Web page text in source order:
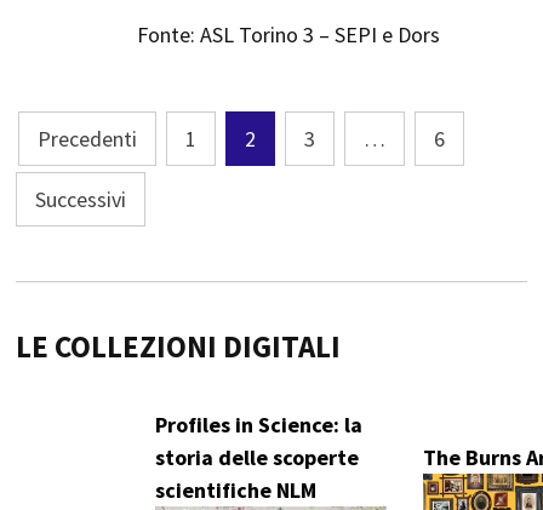
Fonte: ASL Torino 3 – SEPI e Dors
Navigazione
articoli
Precedenti 1 2 3 … 6
Successivi
LE COLLEZIONI DIGITALI
Profiles in Science: la
storia delle scoperte
scientifiche NLM
The Burns